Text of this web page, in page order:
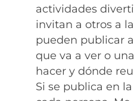
actividades
invitan a otros a
pueden publicar
que va a ver o
hacer y dónde
Si se publica en